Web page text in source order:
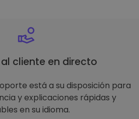
cliente en directo
está a su disposición para
y explicaciones rápidas y
en su idioma.